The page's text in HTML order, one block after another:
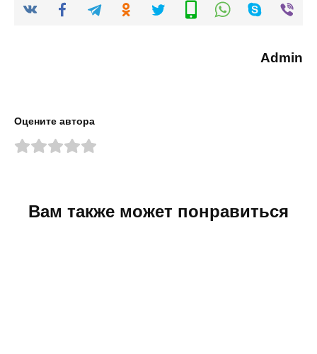
Admin
Оцените автора
Вам также может понравиться